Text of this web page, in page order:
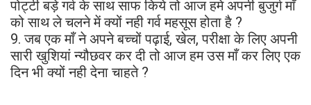
पोट्टी बड़े गर्व के साथ साफ किये तो आज हमे अपनी बुजुर्ग माँ
को साथ ले चलने में क्यों नही गर्व महसूस होता है ?
9. जब एक माँ ने अपने बच्चों पढ़ाई, खेल, परीक्षा के लिए अपनी
सारी खुशियां न्यौछवर कर दी तो आज हम उस माँ कर लिए एक
दिन भी क्यों नही देना चाहते ?